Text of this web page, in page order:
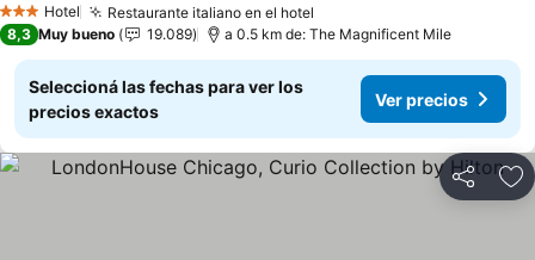
3 Estrellas
Hotel Restaurante italiano en el hotel
8,3 Muy bueno 19.089 a 0.5 km de: The Magnificent Mile
Seleccioná las fechas para ver los
precios exactos
Ver precios
Compartir